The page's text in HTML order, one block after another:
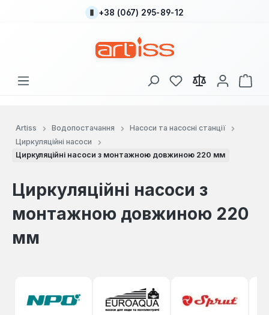
Перейти до основного вмісту
+38 (067) 295-89-12
У вас є 0 у списку
Artiss Водопостачання
Насоси та насосні станції
Циркуляційні насоси
Циркуляційні насоси з монтажною довжиною 220 мм
Циркуляційні насоси з
монтажною довжиною 220
мм